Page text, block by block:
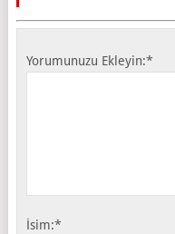
Yorumunuzu Ekleyin:*
İsim:*